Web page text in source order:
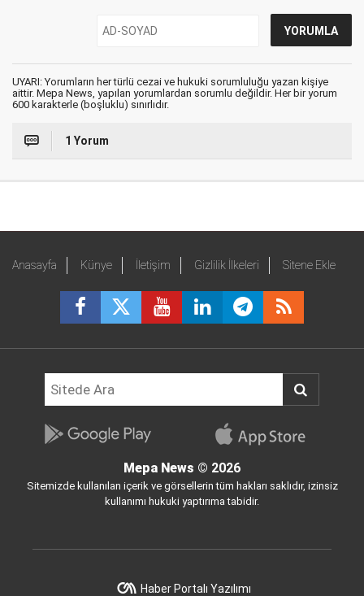
UYARI: Yorumların her türlü cezai ve hukuki sorumluluğu yazan kişiye
aittir. Mepa News, yapılan yorumlardan sorumlu değildir. Her bir yorum
600 karakterle (boşluklu) sınırlıdır.
1 Yorum
Anasayfa Künye İletişim Gizlilik İlkeleri Sitene Ekle
Mepa News © 2026
Sitemizde kullanılan içerik ve görsellerin tüm hakları saklıdır, izinsiz
kullanımı hukuki yaptırıma tabidir.
Haber Portalı Yazılımı